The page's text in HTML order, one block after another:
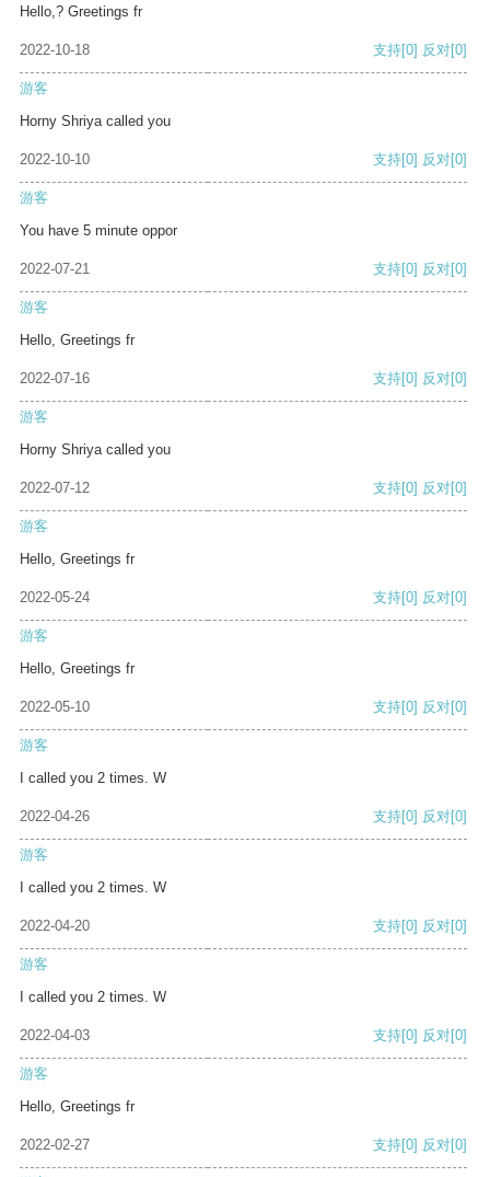
Hello,? Greetings fr
2022-10-18 支持[0] 反对[0]
游客
Horny Shriya called you
2022-10-10 支持[0] 反对[0]
游客
You have 5 minute oppor
2022-07-21 支持[0] 反对[0]
游客
Hello, Greetings fr
2022-07-16 支持[0] 反对[0]
游客
Horny Shriya called you
2022-07-12 支持[0] 反对[0]
游客
Hello, Greetings fr
2022-05-24 支持[0] 反对[0]
游客
Hello, Greetings fr
2022-05-10 支持[0] 反对[0]
游客
I called you 2 times. W
2022-04-26 支持[0] 反对[0]
游客
I called you 2 times. W
2022-04-20 支持[0] 反对[0]
游客
I called you 2 times. W
2022-04-03 支持[0] 反对[0]
游客
Hello, Greetings fr
2022-02-27 支持[0] 反对[0]